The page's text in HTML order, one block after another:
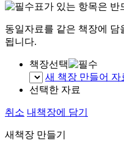
표가 있는 항목은 반
동일자료를 같은 책장에 담
됩니다.
책장선택
새 책장 만들어 자
선택한 자료
취소 내책장에 담기
새책장 만들기